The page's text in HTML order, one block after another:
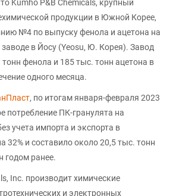
Kumho P&B Chemicals, крупный
продукции в Южной Корее,
№4 по выпуску фенола и ацетона на
в Йосу (Yeosu, Ю. Корея). Завод
фенола и 185 тыс. тонн ацетона в
одного месяца.
, по итогам января-февраля 2023
потребление ПК-гранулята на
учета импорта и экспорта в
32% и составило около 20,5 тыс. тонн
годом ранее.
Inc. производит химические
и электронных